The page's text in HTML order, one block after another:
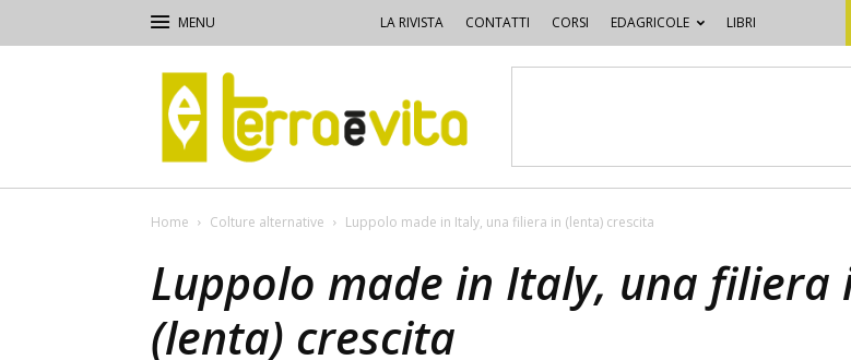
LA RIVISTA CONTATTI CORSI EDAGRICOLE LIBRI
Terra
e
Vita
Home Colture alternative Luppolo made in Italy, una filiera in (lenta) crescita
Luppolo made in Italy, una filiera
(lenta) crescita